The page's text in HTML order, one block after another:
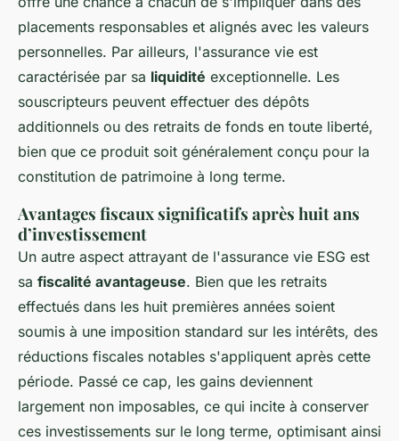
placements responsables et alignés avec les valeurs
personnelles. Par ailleurs, l'assurance vie est
caractérisée par sa liquidité exceptionnelle. Les
souscripteurs peuvent effectuer des dépôts
additionnels ou des retraits de fonds en toute liberté,
bien que ce produit soit généralement conçu pour la
constitution de patrimoine à long terme.
Avantages fiscaux significatifs après huit ans
d’investissement
Un autre aspect attrayant de l'assurance vie ESG est
sa fiscalité avantageuse. Bien que les retraits
effectués dans les huit premières années soient
soumis à une imposition standard sur les intérêts, des
réductions fiscales notables s'appliquent après cette
période. Passé ce cap, les gains deviennent
largement non imposables, ce qui incite à conserver
ces investissements sur le long terme, optimisant ainsi